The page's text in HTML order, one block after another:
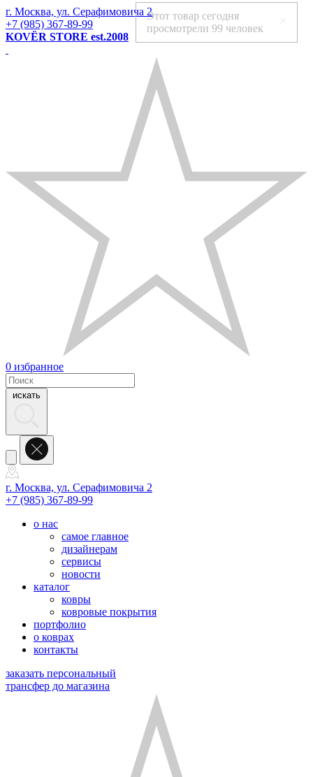
г. Москва, ул. Серафимовича 2
+7 (985) 367-89-99
KOVЁR STORE est.2008
0 избранное
г. Москва, ул. Серафимовича 2
+7 (985) 367-89-99
о нас
самое главное
дизайнерам
сервисы
новости
каталог
ковры
ковровые покрытия
портфолио
о коврах
контакты
заказать персональный
трансфер до магазина
Этот товар сегодня
просмотрели 99 человек